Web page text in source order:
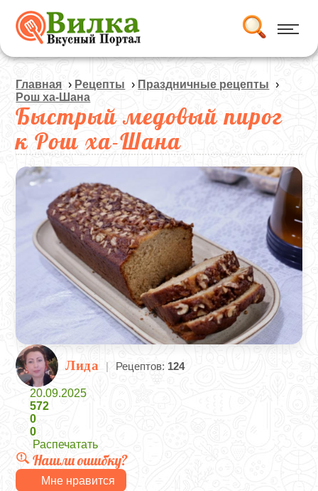
Главная › Рецепты › Праздничные рецепты ›
Рош ха-Шана
Быстрый медовый пирог
к Рош ха-Шана
Лида | Рецептов: 124
20.09.2025
572
0
0
Распечатать
Нашли ошибку?
Мне нравится